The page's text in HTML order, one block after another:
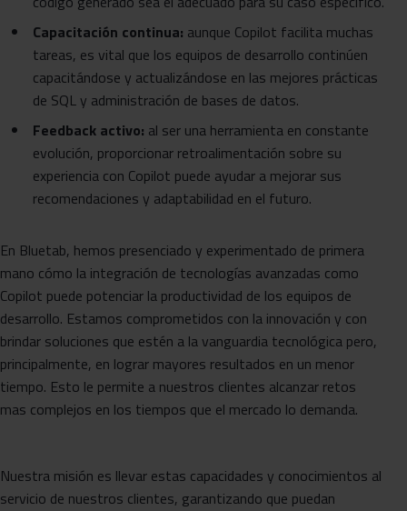
Capacitación continua: aunque Copilot facilita muchas
tareas, es vital que los equipos de desarrollo continúen
capacitándose y actualizándose en las mejores prácticas
de SQL y administración de bases de datos.
Feedback activo: al ser una herramienta en constante
evolución, proporcionar retroalimentación sobre su
experiencia con Copilot puede ayudar a mejorar sus
recomendaciones y adaptabilidad en el futuro.
En Bluetab, hemos presenciado y experimentado de primera
mano cómo la integración de tecnologías avanzadas como
Copilot puede potenciar la productividad de los equipos de
desarrollo. Estamos comprometidos con la innovación y con
brindar soluciones que estén a la vanguardia tecnológica pero,
principalmente, en lograr mayores resultados en un menor
tiempo. Esto le permite a nuestros clientes alcanzar retos
mas complejos en los tiempos que el mercado lo demanda.
Nuestra misión es llevar estas capacidades y conocimientos al
servicio de nuestros clientes, garantizando que puedan